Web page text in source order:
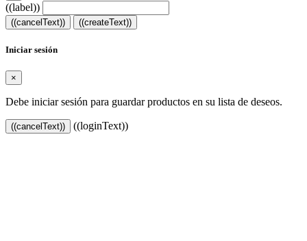
((label))
((cancelText)) ((createText))
Iniciar sesión
×
Debe iniciar sesión para guardar productos en su lista de deseos.
((cancelText)) ((loginText))